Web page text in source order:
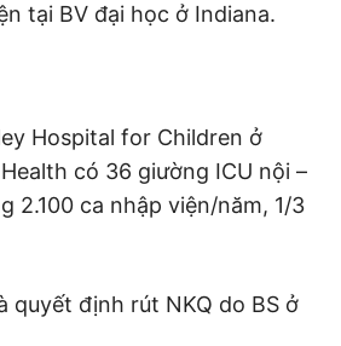
tại BV đại học ở Indiana.
Hospital for Children ở
có 36 giường ICU nội –
2.100 ca nhập viện/năm, 1/3
quyết định rút NKQ do BS ở